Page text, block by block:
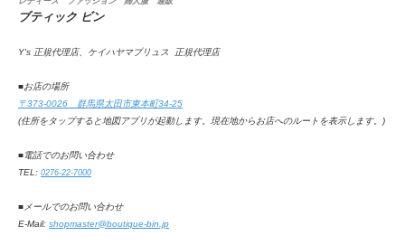
ブティック ビン
Y's 正規代理店、ケイハヤマプリュス 正規代理店
■お店の場所
〒373-0026 群馬県太田市東本町34-25
(住所をタップすると地図アプリが起動します。 現在地からお店へのルートを表示します。 )
■電話でのお問い合わせ
TEL: 0276-22-7000
■メールでのお問い合わせ
E-Mail: shopmaster@boutique-bin.jp